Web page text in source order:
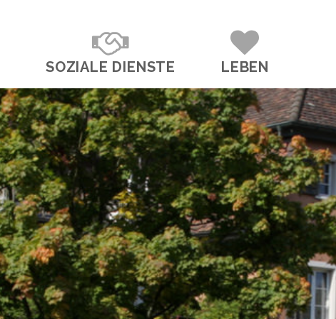
SOZIALE DIENSTE LEBEN